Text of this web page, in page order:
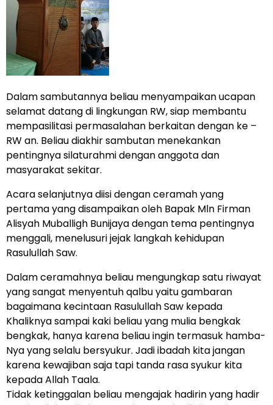
Dalam sambutannya beliau menyampaikan ucapan
selamat datang di lingkungan RW, siap membantu
mempasilitasi permasalahan berkaitan dengan ke –
RW an. Beliau diakhir sambutan menekankan
pentingnya silaturahmi dengan anggota dan
masyarakat sekitar.
Acara selanjutnya diisi dengan ceramah yang
pertama yang disampaikan oleh Bapak Mln Firman
Alisyah Muballigh Bunijaya dengan tema pentingnya
menggali, menelusuri jejak langkah kehidupan
Rasulullah Saw.
Dalam ceramahnya beliau mengungkap satu riwayat
yang sangat menyentuh qalbu yaitu gambaran
bagaimana kecintaan Rasulullah Saw kepada
Khaliknya sampai kaki beliau yang mulia bengkak
bengkak, hanya karena beliau ingin termasuk hamba-
Nya yang selalu bersyukur. Jadi ibadah kita jangan
karena kewajiban saja tapi tanda rasa syukur kita
kepada Allah Taala.
Tidak ketinggalan beliau mengajak hadirin yang hadir